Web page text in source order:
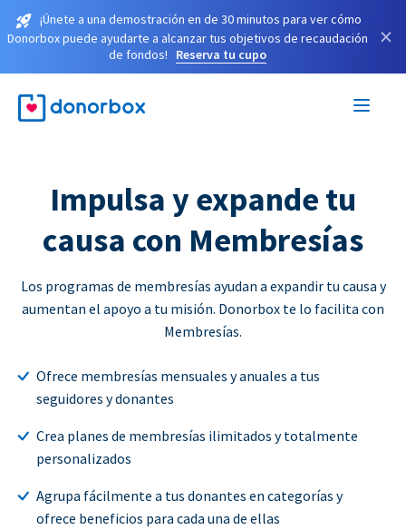
¡Únete a una demostración en de 30 minutos para ver cómo
Donorbox puede ayudarte a alcanzar tus objetivos de recaudación
de fondos!
Reserva tu cupo
×
Impulsa y expande tu
causa con Membresías
Los programas de membresías ayudan a expandir tu causa y
aumentan el apoyo a tu misión. Donorbox te lo facilita con
Membresías.
Ofrece membresías mensuales y anuales a tus
seguidores y donantes
Crea planes de membresías ilimitados y totalmente
personalizados
Agrupa fácilmente a tus donantes en categorías y
ofrece beneficios para cada una de ellas